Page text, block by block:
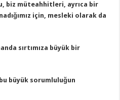
biz müteahhitleri, ayrıca bir
için, mesleki olarak da
sırtımıza büyük bir
büyük sorumluluğun